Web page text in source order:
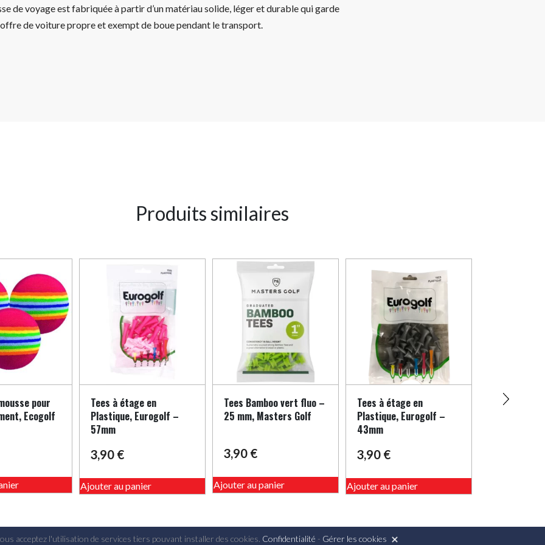
de voyage est fabriquée à partir d’un matériau solide, léger et durable qui garde
de voiture propre et exempt de boue pendant le transport.
Produits similaires
pour
Ecogolf
Tees à étage en
Plastique, Eurogolf –
57mm
3,90 €
Ajouter au panier
Tees Bamboo vert fluo –
25 mm, Masters Golf
3,90 €
Ajouter au panier
Tees à étage en
Plastique, Eurogolf –
43mm
3,90 €
Ajouter au panier
Balles en
acceptez l'utilisation de services tiers pouvant installer des cookies. Confidentialité - Gérer les cookies